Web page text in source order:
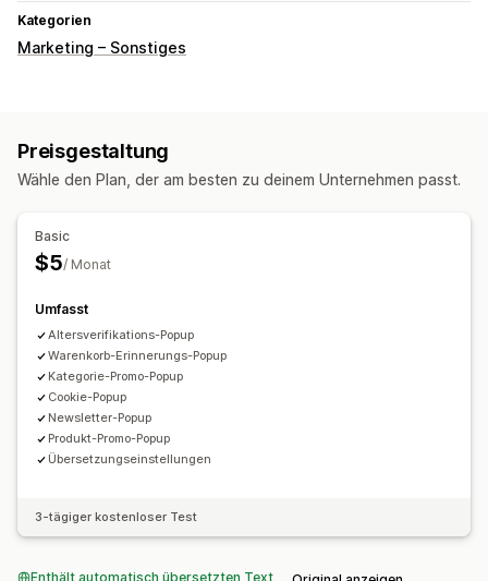
Kategorien
Marketing – Sonstiges
Preisgestaltung
Wähle den Plan, der am besten zu deinem Unternehmen passt.
Basic
$5/ Monat
Umfasst
Altersverifikations-Popup
Warenkorb-Erinnerungs-Popup
Kategorie-Promo-Popup
Cookie-Popup
Newsletter-Popup
Produkt-Promo-Popup
Übersetzungseinstellungen
3-tägiger kostenloser Test
Enthält automatisch übersetzten Text